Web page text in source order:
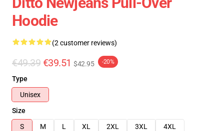
Hoodie
(2 customer reviews)
€49.39 €39.51 $42.95 -20%
Type
Unisex
Size
S
M L XL 2XL 3XL
4XL